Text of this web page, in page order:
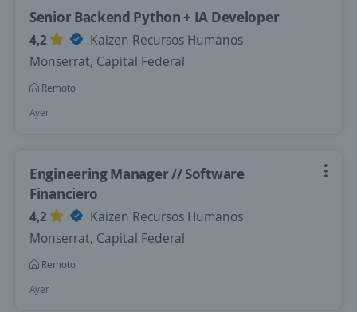
Senior Backend Python + IA Developer
4,2
Kaizen Recursos Humanos
Monserrat, Capital Federal
Remoto
Ayer
Engineering Manager // Software
Financiero
4,2
Kaizen Recursos Humanos
Monserrat, Capital Federal
Remoto
Ayer